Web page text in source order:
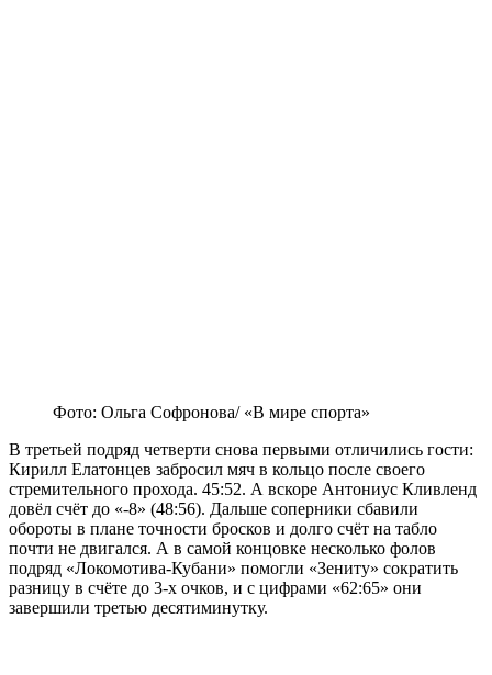
Фото: Ольга Софронова/ «В мире спорта»
В третьей подряд четверти снова первыми отличились гости:
Кирилл Елатонцев забросил мяч в кольцо после своего
стремительного прохода. 45:52. А вскоре Антониус Кливленд
довёл счёт до «-8» (48:56). Дальше соперники сбавили
обороты в плане точности бросков и долго счёт на табло
почти не двигался. А в самой концовке несколько фолов
подряд «Локомотива-Кубани» помогли «Зениту» сократить
разницу в счёте до 3-х очков, и с цифрами «62:65» они
завершили третью десятиминутку.